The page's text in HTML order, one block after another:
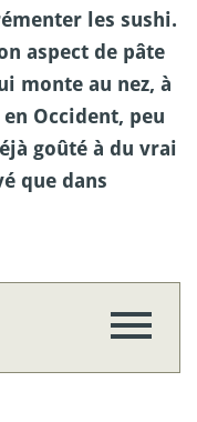
les sushi.
aspect de pâte
monte au nez, à
Occident, peu
goûté à du vrai
que dans